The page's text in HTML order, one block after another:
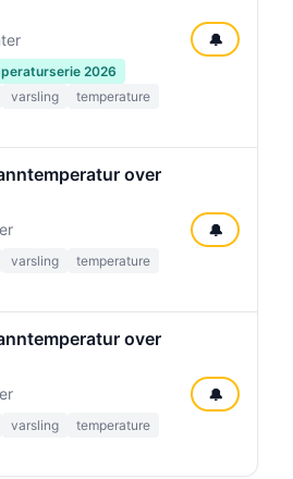
2026
varsling
temperature
🔔
over
varsling
temperature
🔔
over
varsling
temperature
🔔